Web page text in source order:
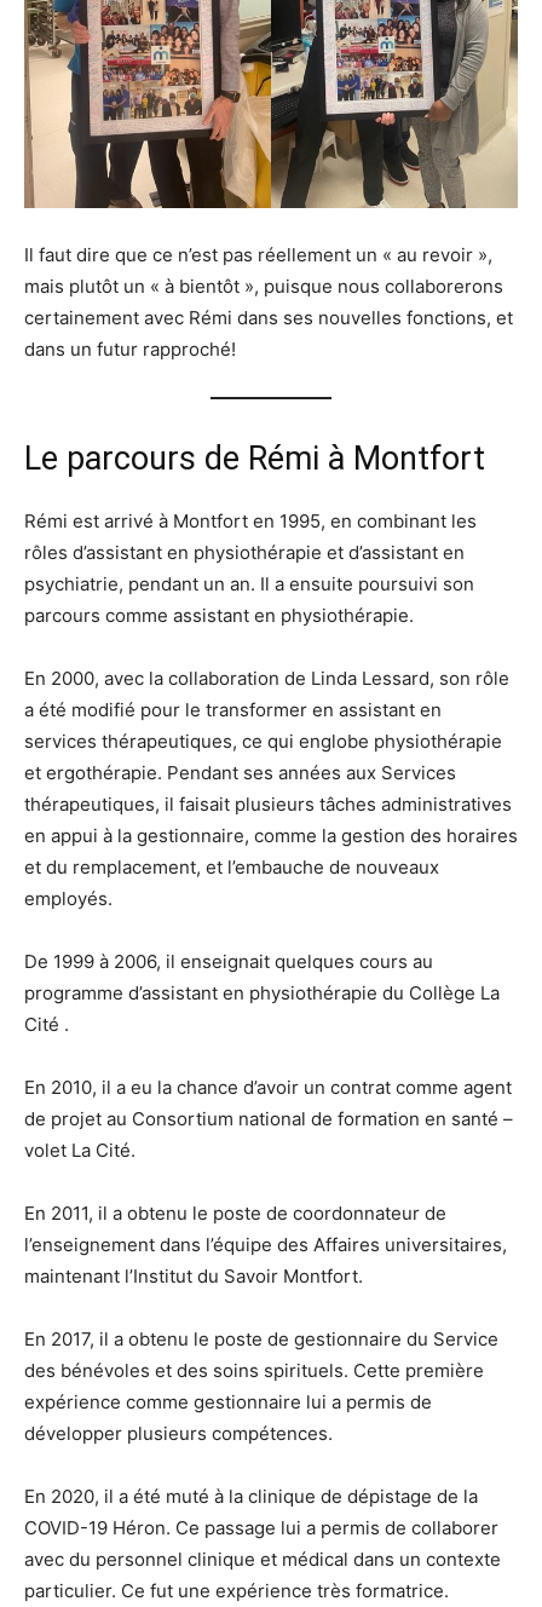
Il faut dire que ce n’est pas réellement un « au revoir »,
mais plutôt un « à bientôt », puisque nous collaborerons
certainement avec Rémi dans ses nouvelles fonctions, et
dans un futur rapproché!
Le parcours de Rémi à Montfort
Rémi est arrivé à Montfort en 1995, en combinant les
rôles d’assistant en physiothérapie et d’assistant en
psychiatrie, pendant un an. Il a ensuite poursuivi son
parcours comme assistant en physiothérapie.
En 2000, avec la collaboration de Linda Lessard, son rôle
a été modifié pour le transformer en assistant en
services thérapeutiques, ce qui englobe physiothérapie
et ergothérapie. Pendant ses années aux Services
thérapeutiques, il faisait plusieurs tâches administratives
en appui à la gestionnaire, comme la gestion des horaires
et du remplacement, et l’embauche de nouveaux
employés.
De 1999 à 2006, il enseignait quelques cours au
programme d’assistant en physiothérapie du Collège La
Cité .
En 2010, il a eu la chance d’avoir un contrat comme agent
de projet au Consortium national de formation en santé –
volet La Cité.
En 2011, il a obtenu le poste de coordonnateur de
l’enseignement dans l’équipe des Affaires universitaires,
maintenant l’Institut du Savoir Montfort.
En 2017, il a obtenu le poste de gestionnaire du Service
des bénévoles et des soins spirituels. Cette première
expérience comme gestionnaire lui a permis de
développer plusieurs compétences.
En 2020, il a été muté à la clinique de dépistage de la
COVID-19 Héron. Ce passage lui a permis de collaborer
avec du personnel clinique et médical dans un contexte
particulier. Ce fut une expérience très formatrice.